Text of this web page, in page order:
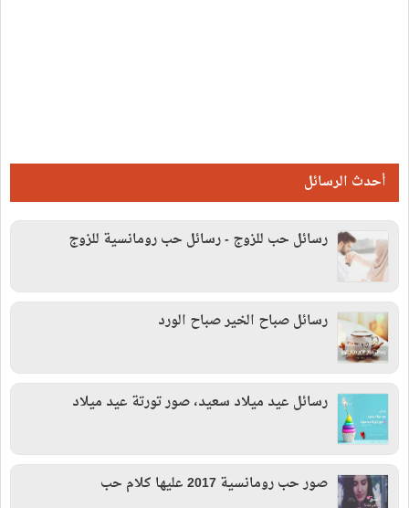
أحدث الرسائل
رسائل حب للزوج - رسائل حب رومانسية للزوج
رسائل صباح الخير صباح الورد
رسائل عيد ميلاد سعيد، صور تورتة عيد ميلاد
صور حب رومانسية 2017 عليها كلام حب